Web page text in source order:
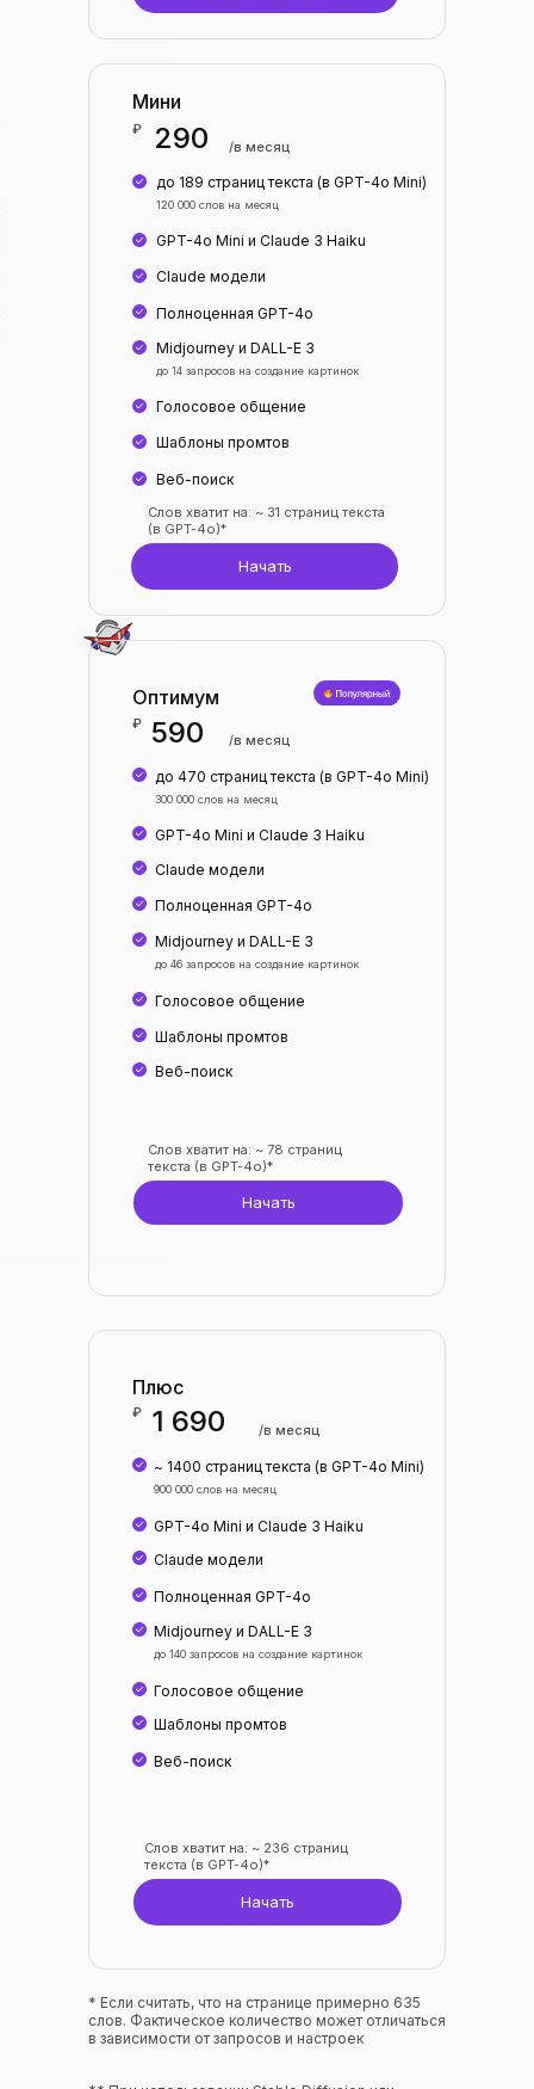
* Если считать, что на странице примерно 635
слов. Фактическое количество может отличаться
в зависимости от запросов и настроек
Слов хватит на: ~ 78 страниц
текста (в GPT-4o)*
₽ 590 /в месяц
GPT-4o Mini и Claude 3 Haiku
Шаблоны промтов
до 470 страниц текста (в GPT-4o Mini)
300 000 слов на месяц
Claude модели
Голосовое общение
Midjourney и DALL-E 3
до 46 запросов на создание картинок
Веб-поиск
Полноценная GPT-4o
Оптимум
Начать
Слов хватит на: ~ 31 страниц текста
(в GPT-4o)*
₽ 1 690 /в месяц
GPT-4o Mini и Claude 3 Haiku
Шаблоны промтов
~ 1400 страниц текста (в GPT-4o Mini)
900 000 слов на месяц
Claude модели
Голосовое общение
Midjourney и DALL-E 3
до 140 запросов на создание картинок
Веб-поиск
Слов хватит на: ~ 236 страниц
текста (в GPT-4o)*
Полноценная GPT-4o
Плюс
Начать
₽ 290 /в месяц
GPT-4o Mini и Claude 3 Haiku
Шаблоны промтов
Мини
до 189 страниц текста (в GPT-4o Mini)
120 000 слов на месяц
Claude модели
Голосовое общение
Midjourney и DALL-E 3
до 14 запросов на создание картинок
Веб-поиск
Полноценная GPT-4o
Начать